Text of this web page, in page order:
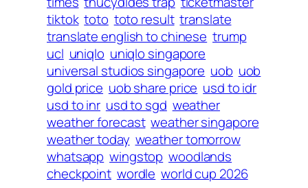
tiktok toto toto result translate
translate english to chinese trump
ucl uniqlo uniqlo singapore
universal studios singapore uob uob
gold price uob share price usd to idr
usd to inr usd to sgd weather
weather forecast weather singapore
weather today weather tomorrow
whatsapp wingstop woodlands
checkpoint wordle world cup 2026